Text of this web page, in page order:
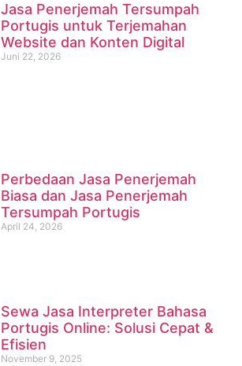
Jasa Penerjemah Tersumpah
Portugis untuk Terjemahan
Website dan Konten Digital
Juni 22, 2026
Perbedaan Jasa Penerjemah
Biasa dan Jasa Penerjemah
Tersumpah Portugis
April 24, 2026
Sewa Jasa Interpreter Bahasa
Portugis Online: Solusi Cepat &
Efisien
November 9, 2025